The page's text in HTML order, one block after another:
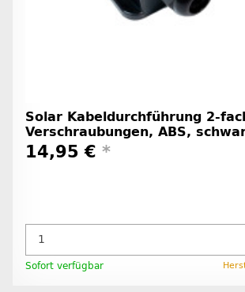
Solar Kabeldurchführung 2-
Verschraubungen, ABS,
14,95 € *
Sofort verfügbar